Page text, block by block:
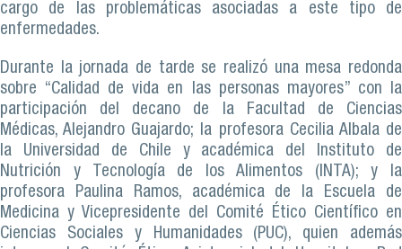
cargo de las problemáticas asociadas a este tipo de
enfermedades.
Durante la jornada de tarde se realizó una mesa redonda
sobre “Calidad de vida en las personas mayores” con la
participación del decano de la Facultad de Ciencias
Médicas, Alejandro Guajardo; la profesora Cecilia Albala de
la Universidad de Chile y académica del Instituto de
Nutrición y Tecnología de los Alimentos (INTA); y la
profesora Paulina Ramos, académica de la Escuela de
Medicina y Vicepresidente del Comité Ético Científico en
Ciencias Sociales y Humanidades (PUC), quien además